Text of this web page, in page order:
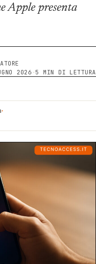
Apple presenta
2026 ·5 MIN DI LETTURA
·